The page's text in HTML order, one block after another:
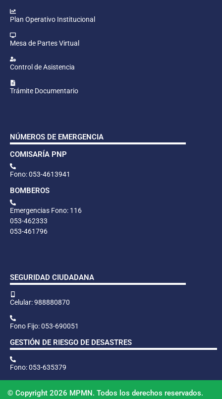
Plan Operativo Institucional
Mesa de Partes Virtual
Control de Asistencia
Trámite Documentario
NÚMEROS DE EMERGENCIA
COMISARÍA PNP
Fono: 053-4613941
BOMBEROS
Emergencias Fono: 116
053-462333
053-461796
SEGURIDAD CIUDADANA
Celular: 988880870
Fono Fijo: 053-690051
GESTIÓN DE RIESGO DE DESASTRES
Fono: 053-635379
© Copyright 2026 MPMN. Todos los derechos reservados.